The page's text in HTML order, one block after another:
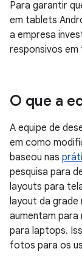
Para garantir
em tablets
a empresa
responsivos
O que a
A equipe de
em como
baseou nas
pesquisa para
layouts para
layout da grade
aumentam
para laptops.
fotos para os